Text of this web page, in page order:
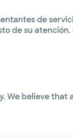
de
de su atención.
We believe that